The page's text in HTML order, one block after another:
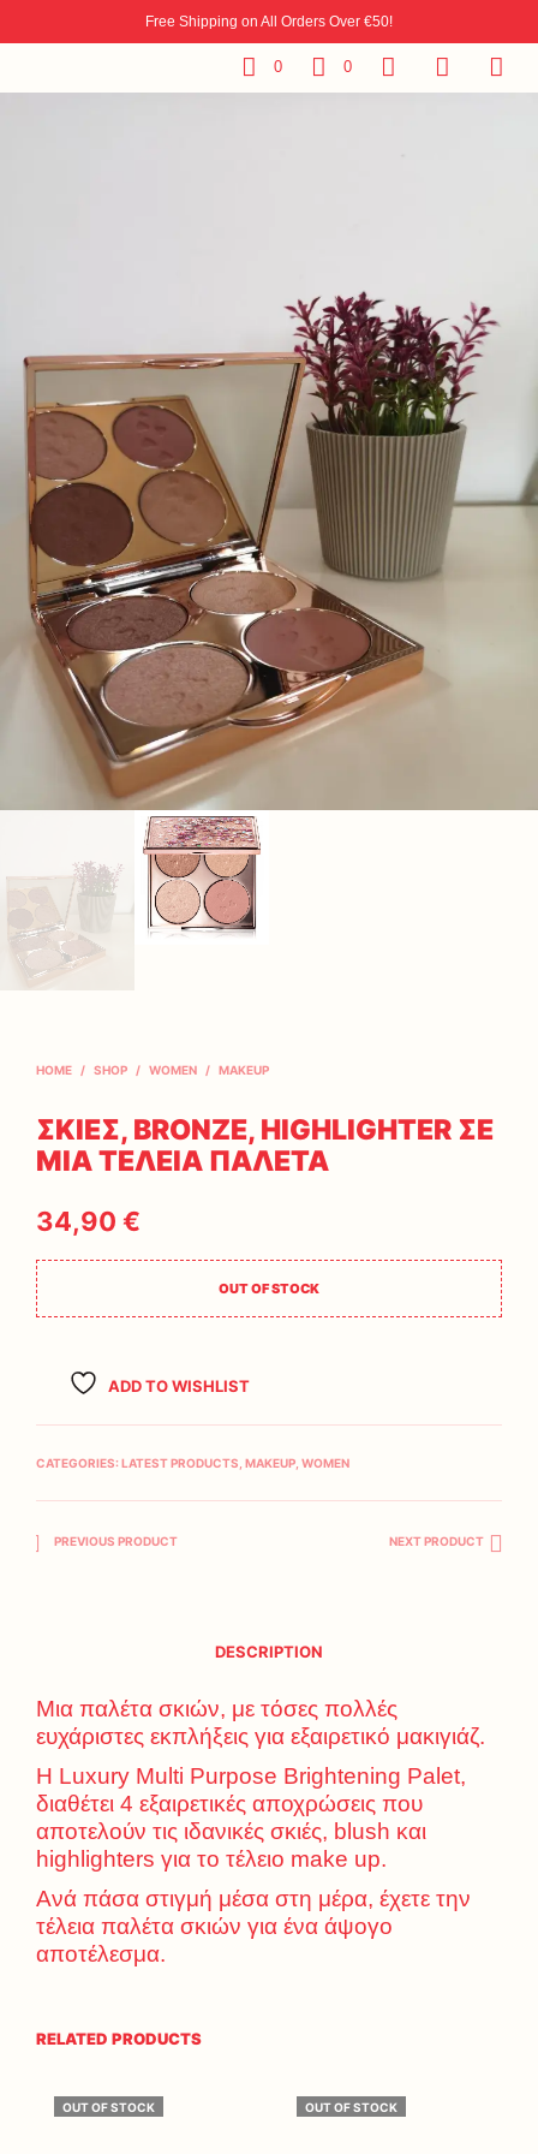
Free Shipping on All Orders Over €50!
0 0
HOME / SHOP / WOMEN / MAKEUP
ΣΚΙΕΣ, BRONZE, HIGHLIGHTER ΣΕ
ΜΙΑ ΤΕΛΕΙΑ ΠΑΛΕΤΑ
34,90 €
OUT OF STOCK
ADD TO WISHLIST
CATEGORIES: LATEST PRODUCTS MAKEUP WOMEN
PREVIOUS PRODUCT NEXT PRODUCT
DESCRIPTION
Μια παλέτα σκιών, με τόσες πολλές
ευχάριστες εκπλήξεις για εξαιρετικό μακιγιάζ.
Η Luxury Multi Purpose Brightening Palet,
διαθέτει 4 εξαιρετικές αποχρώσεις που
αποτελούν τις ιδανικές σκιές, blush και
highlighters για το τέλειο make up.
Ανά πάσα στιγμή μέσα στη μέρα, έχετε την
τέλεια παλέτα σκιών για ένα άψογο
αποτέλεσμα.
RELATED PRODUCTS
OUT OF STOCK OUT OF STOCK